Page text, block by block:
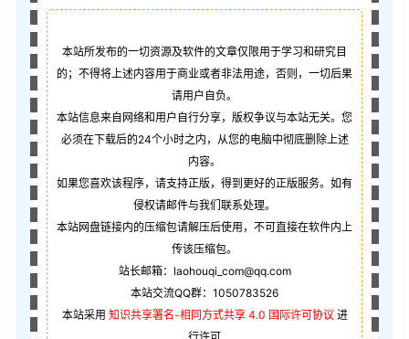
本站所发布的一切资源及软件的文章仅限用于学习和研究目
的；不得将上述内容用于商业或者非法用途，否则，一切后果
请用户自负。
本站信息来自网络和用户自行分享，版权争议与本站无关。您
必须在下载后的24个小时之内，从您的电脑中彻底删除上述
内容。
如果您喜欢该程序，请支持正版，得到更好的正版服务。如有
侵权请邮件与我们联系处理。
本站网盘链接内的压缩包请解压后使用，不可直接在软件内上
传该压缩包。
站长邮箱：laohouqi_com@qq.com
本站交流QQ群：1050783526
本站采用 知识共享署名-相同方式共享 4.0 国际许可协议 进